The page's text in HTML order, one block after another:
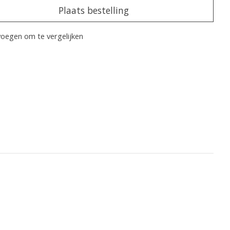
Plaats bestelling
om te vergelijken